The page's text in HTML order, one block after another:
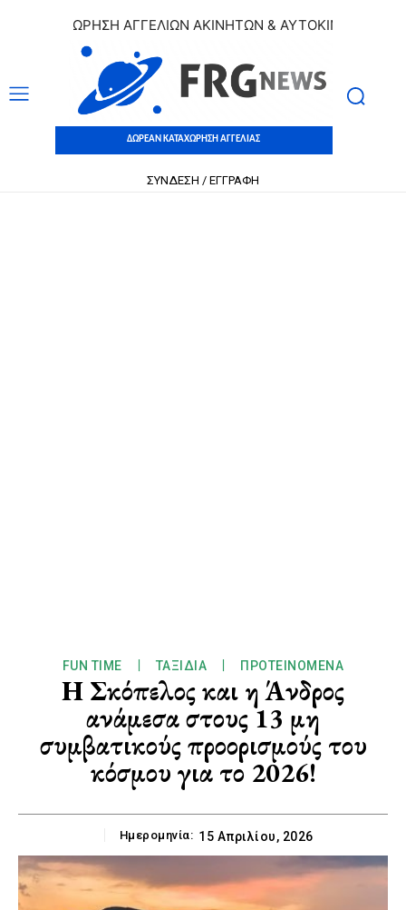
ΑΓΓΕΛΙΩΝ ΑΚΙΝΗΤΩΝ & ΑΥΤΟΚΙΝΗΤΩΝ |
ΔΩΡΕΑΝ ΚΑΤΑΧΩΡΗΣΗ ΑΓΓΕΛΙΑΣ
ΣΥΝΔΕΣΗ / ΕΓΓΡΑΦΗ
FUN TIME ΤΑΞΊΔΙΑ ΠΡΟΤΕΙΝΌΜΕΝΑ
Η Σκόπελος και η Άνδρος
ανάμεσα στους 13 μη
συμβατικούς προορισμούς του
κόσμου για το 2026​!
Ημερομηνία: 15 Απριλίου, 2026